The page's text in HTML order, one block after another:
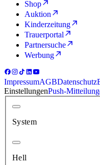
Shop
Auktion
Kinderzeitung
Trauerportal
Partnersuche
Werbung
ImpressumAGBDatenschutz
EinstellungenPush-
System
Hell